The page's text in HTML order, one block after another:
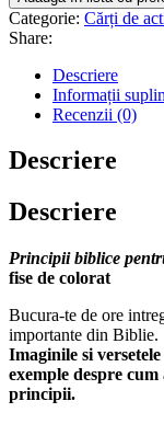
Categorie: Cărți de
Share:
Descriere
Informații
Recenzii (0)
Descriere
Descriere
Principii biblice
fise de colorat
Bucura-te de ore
importante din Biblie.
Imaginile si
exemple despre
principii.